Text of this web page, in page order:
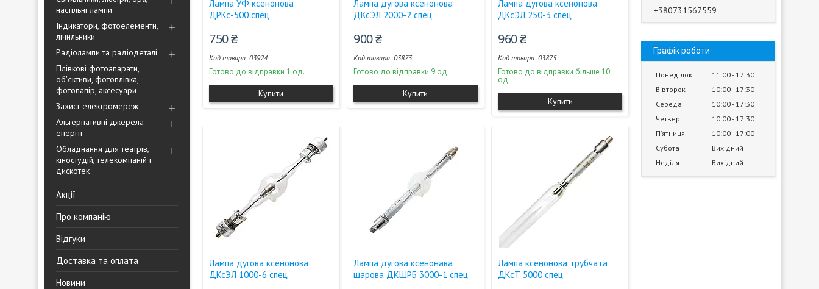
настільні лампи
Індикатори, фотоелементи,
лічильники
Радіолампи та радіодеталі
Плівкові фотоапарати,
об'єктиви, фотоплівка,
фотопапір, аксесуари
Захист електромереж
Альтернативні джерела
енергії
Обладнання для театрів,
кіностудій, телекомпаній і
дискотек
Акції
Про компанію
Відгуки
Доставка та оплата
Новини
Лампа УФ ксенонова
ДРКс-500 спец
750 ₴
03924
Готово до відправки 1 од.
Купити
Лампа дугова ксенонова
ДКсЭЛ 2000-2 спец
900 ₴
03873
Готово до відправки 9 од.
Купити
Лампа дугова ксенонова
ДКсЭЛ 250-3 спец
960 ₴
03875
Готово до відправки більше 10
од.
Купити
Лампа дугова ксенонова
ДКсЭЛ 1000-6 спец
Лампа дугова ксенонава
шарова ДКШРБ 3000-1 спец
Лампа ксенонова трубчата
ДКсТ 5000 спец
+380731567559
Графік роботи
Понеділок 11:00 17:30
Вівторок
10:00 17:30
Середа
10:00 17:30
Четвер
10:00 17:30
Пʼятниця
10:00 17:00
Субота
Вихідний
Неділя
Вихідний